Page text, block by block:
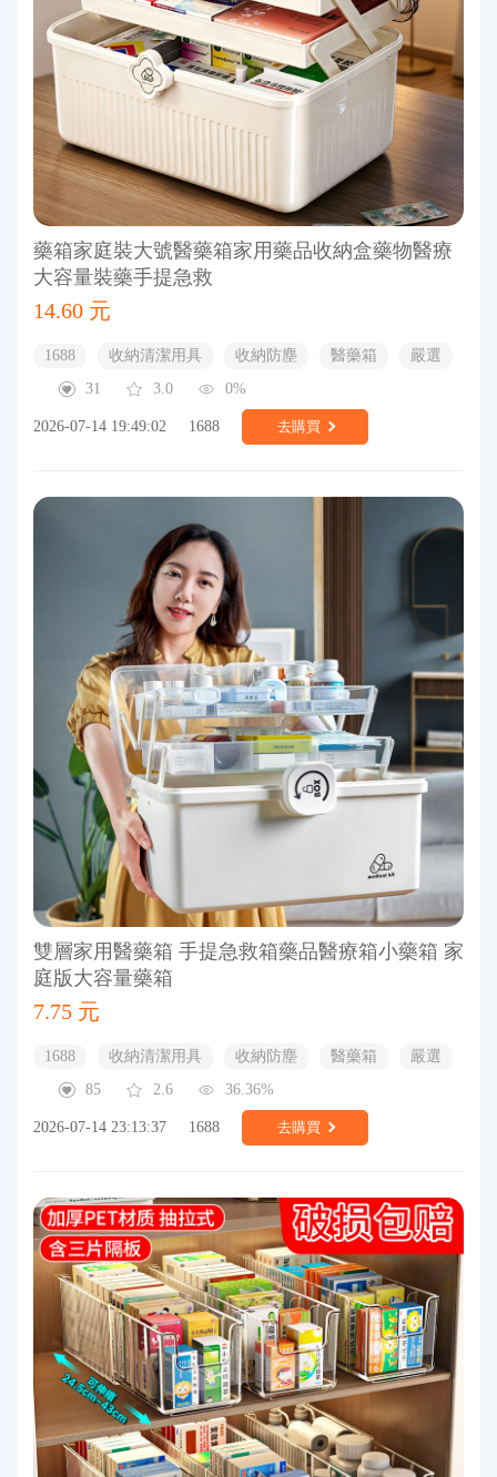
藥箱家庭裝大號醫藥箱家用藥品收納盒藥物醫療
大容量裝藥手提急救
14.60 元
1688 收納清潔用具 收納防塵 醫藥箱
嚴選
31
3.0 0%
2026-07-14 19:49:02 1688 去購買
雙層家用醫藥箱 手提急救箱藥品醫療箱小藥箱 家
庭版大容量藥箱
7.75 元
1688 收納清潔用具 收納防塵 醫藥箱
嚴選
85
2.6 36.36%
2026-07-14 23:13:37 1688 去購買